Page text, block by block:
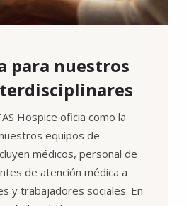
para nuestros
Hospice oficia como la
equipos de
médicos, personal de
de atención médica a
y trabajadores sociales. En